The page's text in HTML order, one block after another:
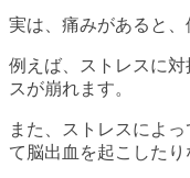
実は、痛みがあると
例えば、ストレスに
スが崩れます。
また、ストレスによ
て脳出血を起こした